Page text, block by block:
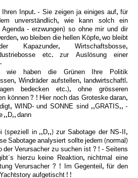
Ihren Input. - Sie zeigen ja einiges auf, für
unverständlich, wie kann solch ein
Agenda - erzwungen) so ohne mir und dir
wo bleiben die hellen Köpfe, wo bleibt
Kapazunder, Wirtschaftsbosse,
etc. zur Auslösung einer
wie haben die Grünen Ihre Politik
Windräder aufstellen, landwirtschaftl.
bedecken etc.), ohne grösseren
können ? ! Hier noch das Groteske daran,
WIND- und SONNE sind ,,GRATIS,, -
,,D,, dann
(speziell in ,,D,,) zur Sabotage der NS-II,
Sabotage analysiert sollte jedem (normal)
der Verursacher zu suchen ist ? ! - Seitens
hierzu keine Reaktion, nichtmal eine
Verursacher ? ! Im Gegenteil, für den
aufgetischt ! !